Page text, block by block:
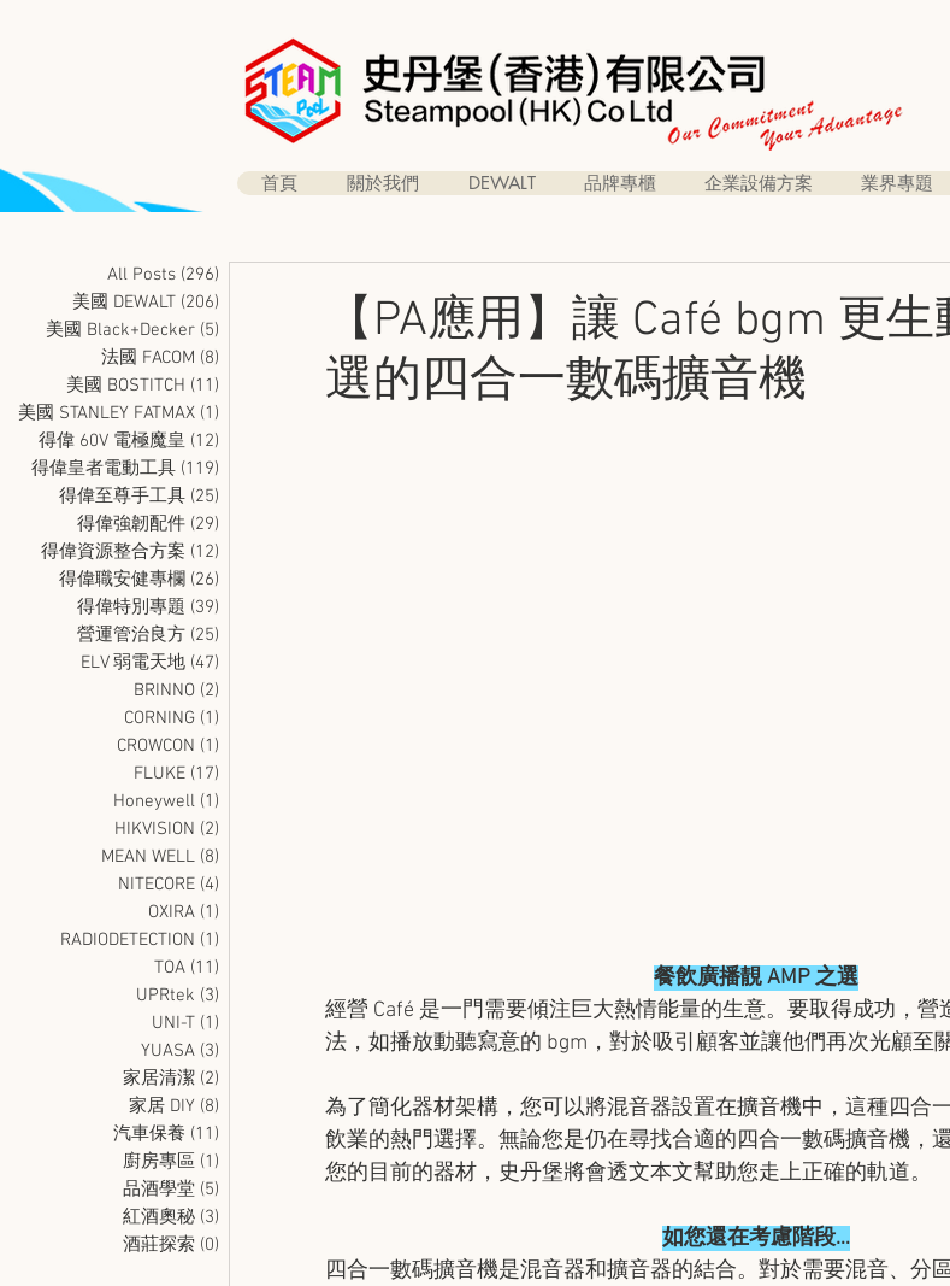
首頁 關於我們 DEWALT 品牌專櫃 企業設備方案 業界專題
All Posts (296)
美國 DEWALT (206)
美國 Black+Decker (5)
法國 FACOM (8)
美國 BOSTITCH (11)
美國 STANLEY FATMAX (1)
得偉 60V 電極魔皇 (12)
得偉皇者電動工具 (119)
得偉至尊手工具 (25)
得偉強韌配件 (29)
得偉資源整合方案 (12)
得偉職安健專欄 (26)
得偉特別專題 (39)
營運管治良方 (25)
ELV 弱電天地 (47)
BRINNO (2)
CORNING (1)
CROWCON (1)
FLUKE (17)
Honeywell (1)
HIKVISION (2)
MEAN WELL (8)
NITECORE (4)
OXIRA (1)
RADIODETECTION (1)
TOA (11)
UPRtek (3)
UNI-T (1)
YUASA (3)
家居清潔 (2)
家居 DIY (8)
汽車保養 (11)
廚房專區 (1)
品酒學堂 (5)
紅酒奧秘 (3)
酒莊探索 (0)
【PA應用】讓 Café bgm 更
選的四合一數碼擴音機
餐飲廣播靚 AMP 之選
經營 Café 是一門需要傾注巨大熱情能量的生意。要取得成功，營
法，如播放動聽寫意的 bgm，對於吸引顧客並讓他們再次光顧至
為了簡化器材架構，您可以將混音器設置在擴音機中，這種四合
飲業的熱門選擇。無論您是仍在尋找合適的四合一數碼擴音機，
您的目前的器材，史丹堡將會透文本文幫助您走上正確的軌道。
如您還在考慮階段…
四合一數碼擴音機是混音器和擴音器的結合。對於需要混音、分